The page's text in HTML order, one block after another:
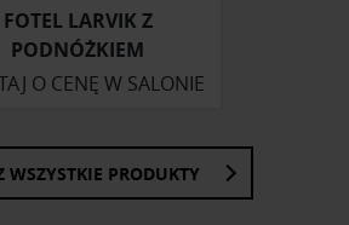
FOTEL LARVIK Z
PODNÓŻKIEM
O CENĘ W SALONIE
WSZYSTKIE PRODUKTY